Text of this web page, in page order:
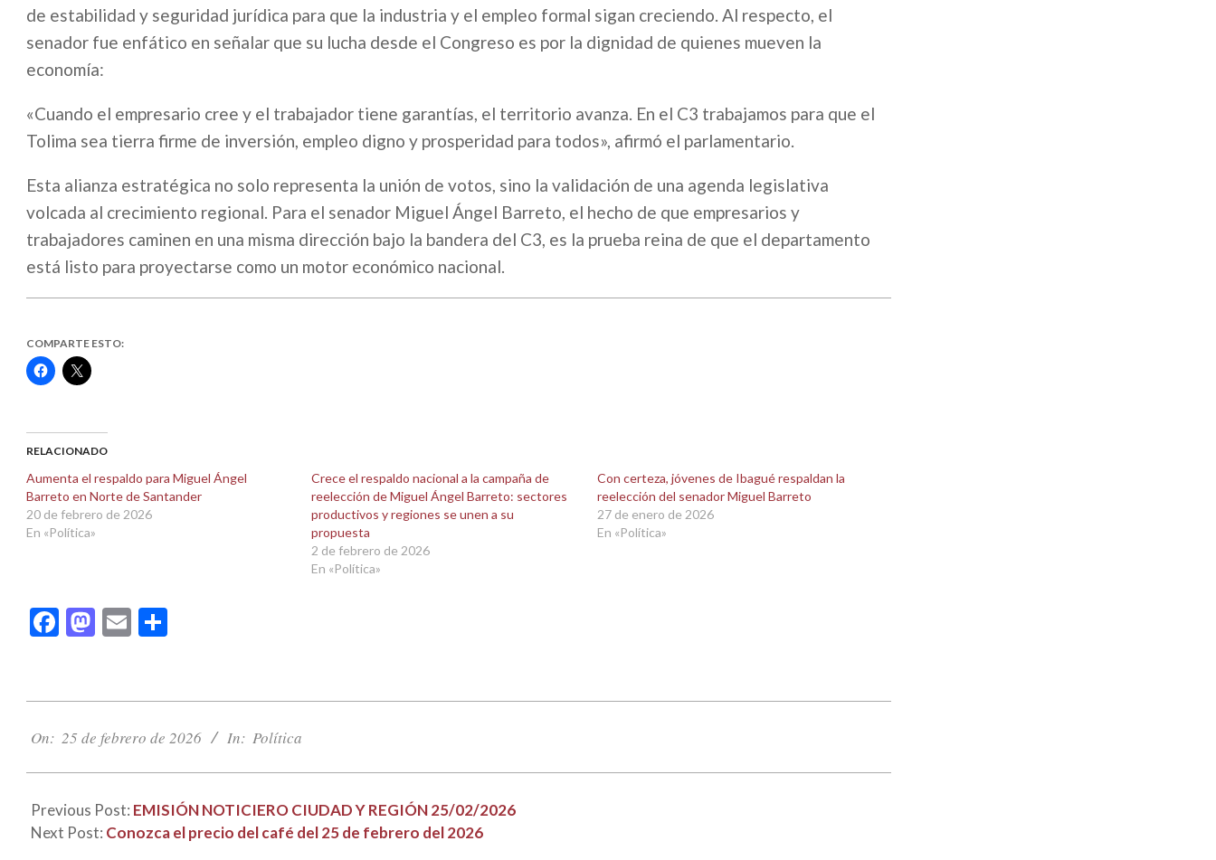
de estabilidad y seguridad jurídica para que la industria y el empleo formal sigan creciendo. Al respecto, el
senador fue enfático en señalar que su lucha desde el Congreso es por la dignidad de quienes mueven la
economía:
«Cuando el empresario cree y el trabajador tiene garantías, el territorio avanza. En el C3 trabajamos para que el
Tolima sea tierra firme de inversión, empleo digno y prosperidad para todos», afirmó el parlamentario.
Esta alianza estratégica no solo representa la unión de votos, sino la validación de una agenda legislativa
volcada al crecimiento regional. Para el senador Miguel Ángel Barreto, el hecho de que empresarios y
trabajadores caminen en una misma dirección bajo la bandera del C3, es la prueba reina de que el departamento
está listo para proyectarse como un motor económico nacional.
COMPARTE ESTO:
Haz
clic
(Se
abre
una
ventana
nueva)
Haz
clic
(Se
abre
una
ventana
nueva)
RELACIONADO
Aumenta el respaldo para Miguel Ángel
Barreto en Norte de Santander
20 de febrero de 2026
En «Política»
Crece el respaldo nacional a la campaña de
reelección de Miguel Ángel Barreto: sectores
productivos y regiones se unen a su
propuesta
2 de febrero de 2026
En «Política»
Con certeza, jóvenes de Ibagué respaldan la
reelección del senador Miguel Barreto
27 de enero de 2026
En «Política»
Facebook
Mastodon
Email
02-
On: 25 de febrero de 2026 In: Política
Previous Post: EMISIÓN NOTICIERO CIUDAD Y REGIÓN 25/02/2026
Next Post: Conozca el precio del café del 25 de febrero del 2026